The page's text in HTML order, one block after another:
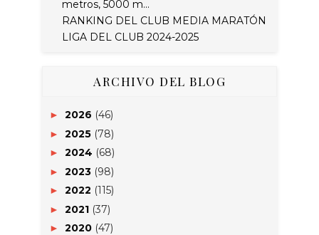
metros, 5000 m...
RANKING DEL CLUB MEDIA MARATÓN
LIGA DEL CLUB 2024-2025
ARCHIVO DEL BLOG
► 2026 (46)
► 2025 (78)
► 2024 (68)
► 2023 (98)
► 2022 (115)
► 2021 (37)
► 2020 (47)